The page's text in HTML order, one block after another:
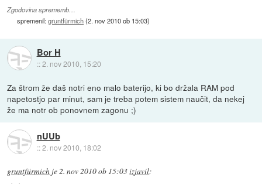
Zgodovina sprememb…
spremenil:gruntfürmich(2. nov 2010 ob 15:03)
Bor H
::2. nov 2010, 15:20
Za štrom že daš notri eno malo baterijo, ki bo držala RAM pod
napetostjo par minut, sam je treba potem sistem naučit, da nekej
že ma notr ob ponovnem zagonu ;)
nUUb
::2. nov 2010, 18:02
gruntfürmich je2. nov 2010 ob 15:03izjavil: